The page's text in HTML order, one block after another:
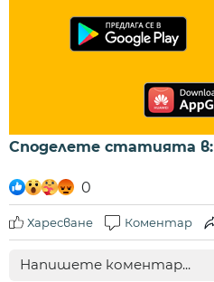
Споделете статията в:
0
Харесване Коментар